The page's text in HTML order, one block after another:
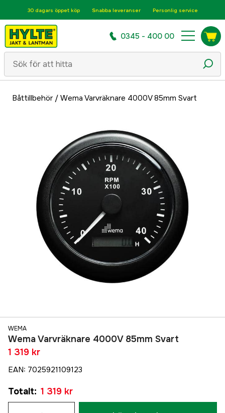
30 dagars öppet köp Snabba leveranser Personlig service
0345 - 400 00
Båttillbehör/ Wema Varvräknare 4000V 85mm Svart
WEMA
Wema Varvräknare 4000V 85mm Svart
1 319 kr
EAN: 7025921109123
Totalt: 1 319 kr